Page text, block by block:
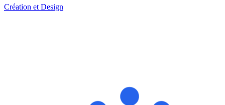
Création et Design